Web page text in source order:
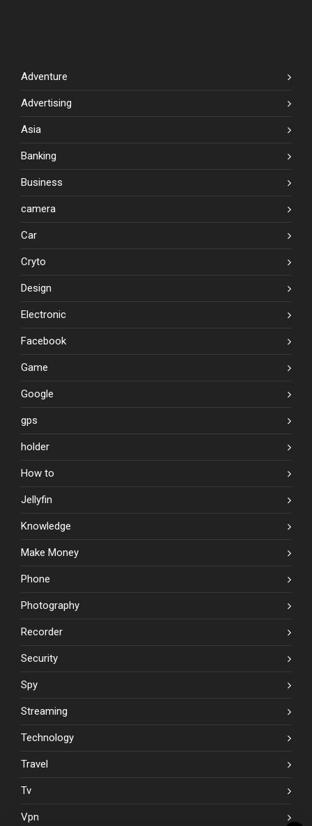
Adventure
Advertising
Asia
Banking
Business
camera
Car
Cryto
Design
Electronic
Facebook
Game
Google
gps
holder
How to
Jellyfin
Knowledge
Make Money
Phone
Photography
Recorder
Security
Spy
Streaming
Technology
Travel
Tv
Vpn